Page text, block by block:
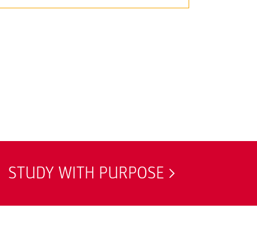
STUDY WITH PURPOSE